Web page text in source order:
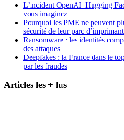
L’incident OpenAI–Hugging
vous imaginez
Pourquoi les PME ne peuvent
sécurité de leur parc
Ransomware : les identités
des attaques
Deepfakes : la France dans le
par les fraudes
Articles les + lus